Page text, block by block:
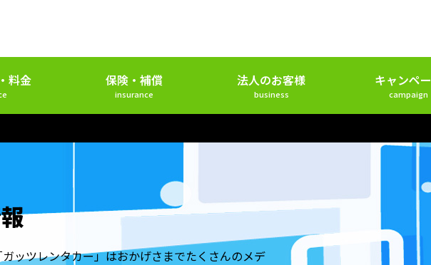
料金 保険・補償
insurance
法人のお客様
business
キャンペ
campaign
ッツレンタカー」はおかげさまでたくさんのメデ